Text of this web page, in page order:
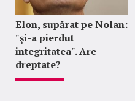
Elon, supărat pe Nolan:
"şi-a pierdut
integritatea". Are
dreptate?